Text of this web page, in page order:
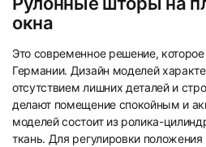
окна
Это современное решение,
Германии. Дизайн моделей
отсутствием лишних деталей и
делают помещение спокойным и
моделей состоит из ролика-
ткань. Для регулировки положения